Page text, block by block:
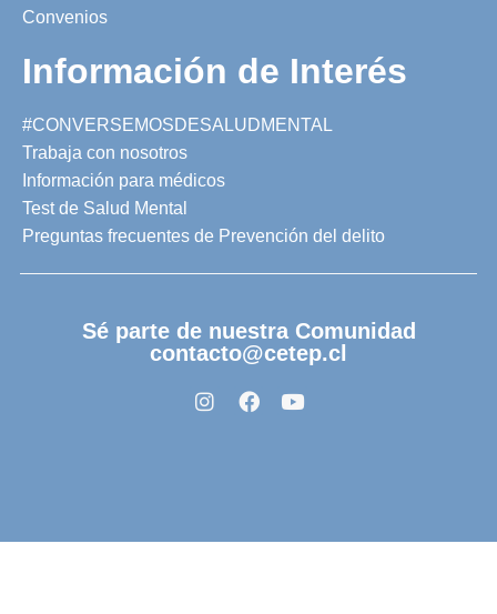
Convenios
Información de Interés
#CONVERSEMOSDESALUDMENTAL
Trabaja con nosotros
Información para médicos
Test de Salud Mental
Preguntas frecuentes de Prevención del delito
Sé parte de nuestra Comunidad
contacto@cetep.cl